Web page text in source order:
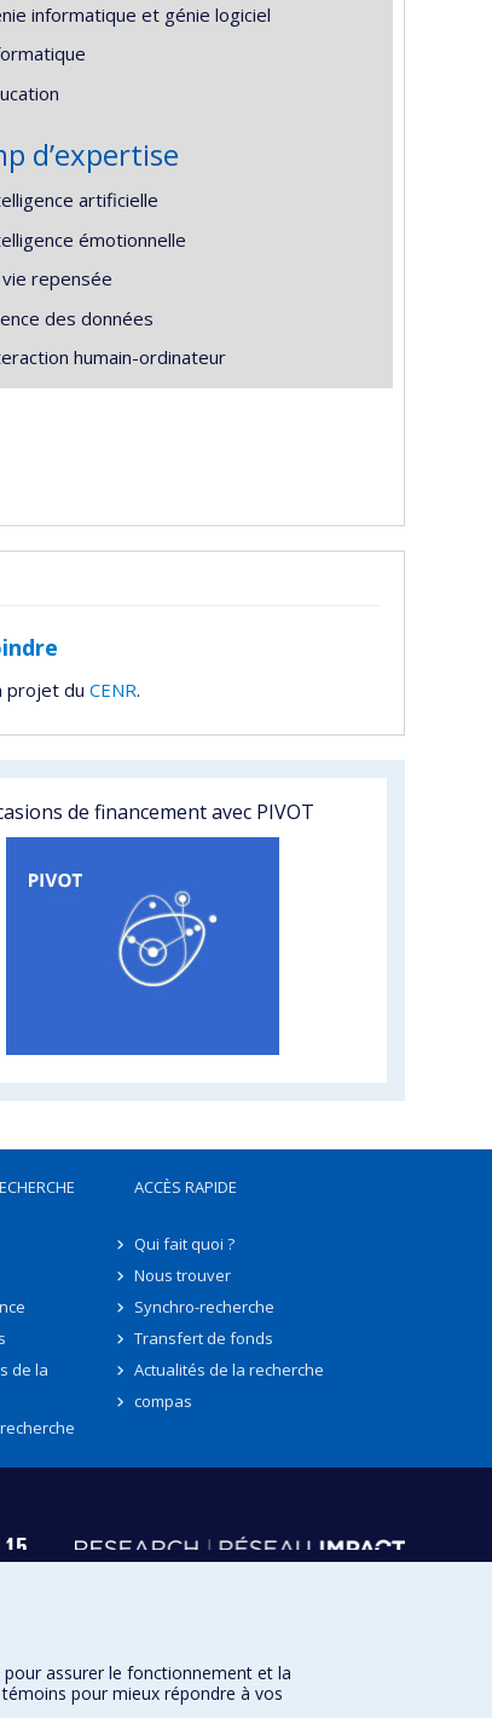
informatique et génie logiciel
d’expertise
artificielle
émotionnelle
vie repensée
des données
humain-ordinateur
du CENR.
de financement avec PIVOT
de la
ACCÈS RAPIDE
Qui fait quoi ?
Nous trouver
Synchro-recherche
Transfert de fonds
Actualités de la recherche
compas
assurer le fonctionnement et la
pour mieux répondre à vos